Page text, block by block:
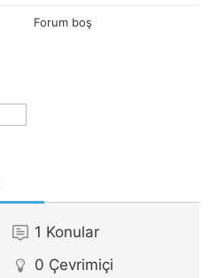
Forum boş
1 Konular
0 Çevrimiçi